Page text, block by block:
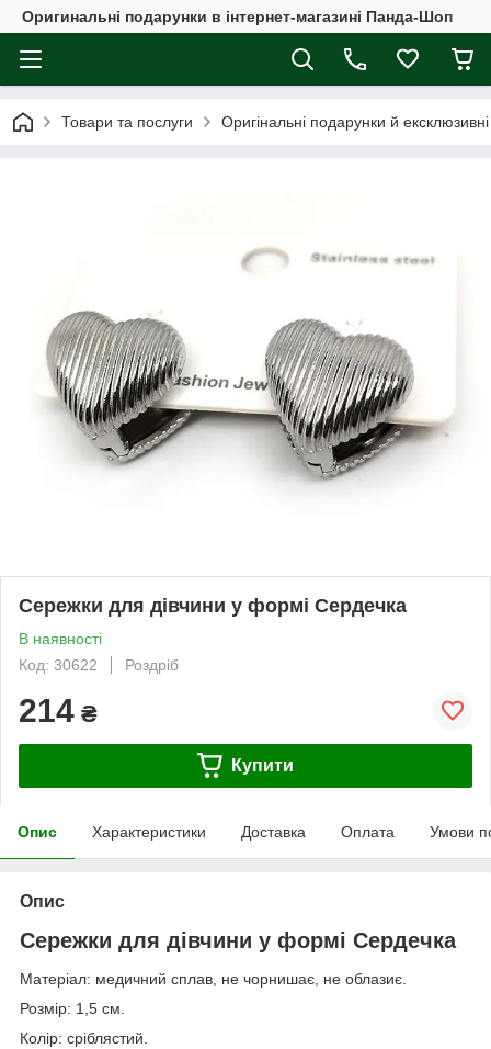
Оригинальні подарунки в інтернет-магазині Панда-Шоп
Товари та послуги Оригінальні подарунки й
Сережки для дівчини у формі Сердечка
В наявності
Код: 30622
Роздріб
214 ₴
Купити
Опис Характеристики Доставка Оплата Умови
Опис
Сережки для дівчини у формі Сердечка
Матеріал: медичний сплав, не чорнишає, не облазиє.
Розмір: 1,5 см.
Колір: сріблястий.